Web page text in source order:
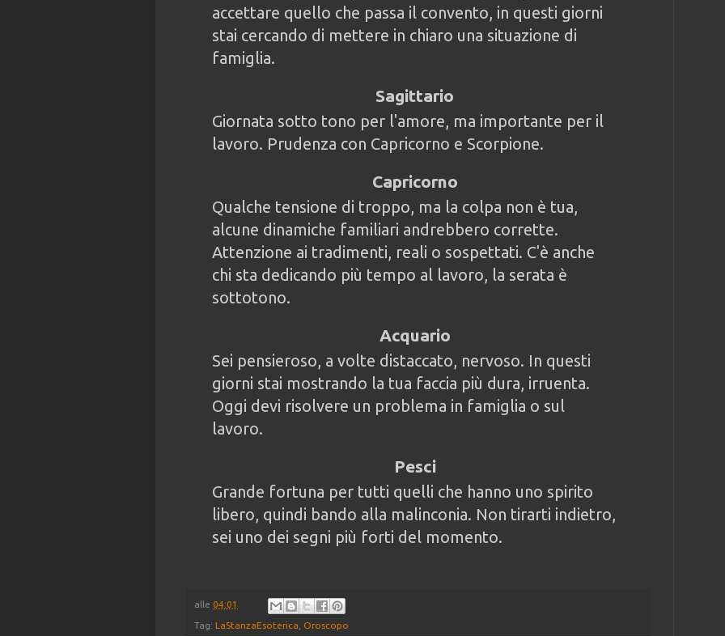
accettare quello che passa il convento, in questi giorni
stai cercando di mettere in chiaro una situazione di
famiglia.
Sagittario
Giornata sotto tono per l'amore, ma importante per il
lavoro. Prudenza con Capricorno e Scorpione.
Capricorno
Qualche tensione di troppo, ma la colpa non è tua,
alcune dinamiche familiari andrebbero corrette.
Attenzione ai tradimenti, reali o sospettati. C'è anche
chi sta dedicando più tempo al lavoro, la serata è
sottotono.
Acquario
Sei pensieroso, a volte distaccato, nervoso. In questi
giorni stai mostrando la tua faccia più dura, irruenta.
Oggi devi risolvere un problema in famiglia o sul
lavoro.
Pesci
Grande fortuna per tutti quelli che hanno uno spirito
libero, quindi bando alla malinconia. Non tirarti indietro,
sei uno dei segni più forti del momento.
alle 04:01
Tag: LaStanzaEsoterica Oroscopo